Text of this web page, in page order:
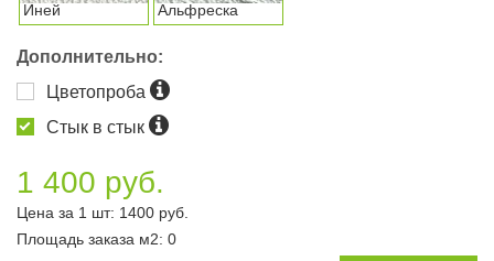
Иней Альфреска
Дополнительно:
Цветопроба
Стык в стык
1 400 руб.
Цена за 1 шт: 1400 руб.
Площадь заказа м2: 0